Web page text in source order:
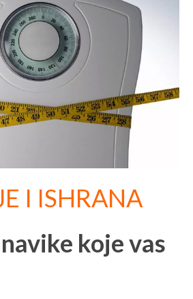
I ISHRANA
koje vas